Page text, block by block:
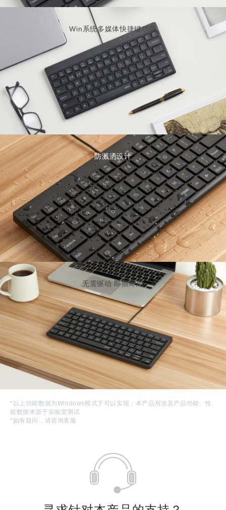
Win系统多媒体快捷键功能
防溅洒设计
无需驱动 即插即用
*以上功能数据为Windows模式下可以实现；本产品所涉及产品功能、性
能数据来源于实验室测试
*如有疑问，请咨询客服